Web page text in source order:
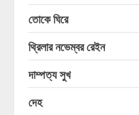
তোকে ঘিরে
থ্রিলার নভেম্বর রেইন
দাম্পত্য সুখ
দেহ